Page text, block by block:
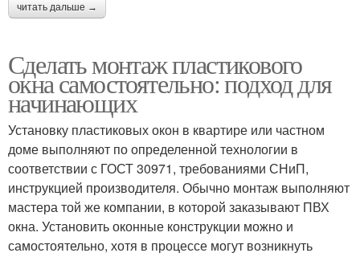
читать дальше →
Сделать монтаж пластикового
окна самостоятельно: подход для
начинающих
Установку пластиковых окон в квартире или частном
доме выполняют по определенной технологии в
соответствии с ГОСТ 30971, требованиями СНиП,
инструкцией производителя. Обычно монтаж выполняют
мастера той же компании, в которой заказывают ПВХ
окна. Установить оконные конструкции можно и
самостоятельно, хотя в процессе могут возникнуть